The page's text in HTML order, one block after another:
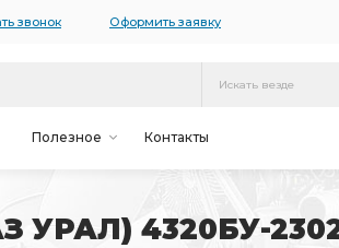
звонок Оформить заявку
Искать везде
Полезное Контакты
УРАЛ) 4320БУ-